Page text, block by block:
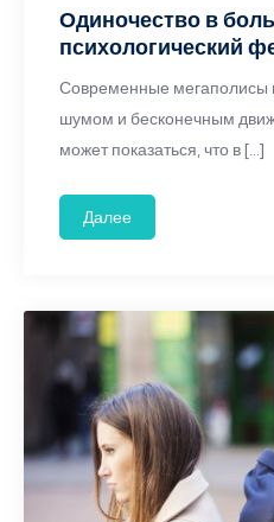
Одиночество в
психологический
Современные
шумом и бесконечным
может показаться, что в […]
Далее